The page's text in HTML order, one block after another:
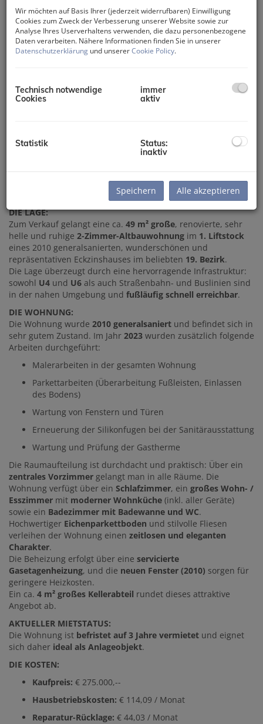
Beschreibung
TOP-ANLEGERWOHNUNG! HELLE, RUHIGE
ALTBAUWOHNUNG MIT LIFT NAHE WÄHRINGER PARK ZU
DIE LAGE:
Zum Verkauf gelangt eine ca. 49 m² große, renovierte, sehr
helle und ruhige 2-Zimmer-Altbauwohnung im 1. Liftstock
eines 2010 generalsanierten, wunderschönen und
repräsentativen Eckzinshauses im beliebten 19. Bezirk.
Die Lage überzeugt durch eine hervorragende Infrastruktur:
sowohl U4 und U6 als auch Straßenbahn- und Buslinien sind
in der nahen Umgebung und fußläufig schnell erreichbar.
DIE WOHNUNG:
Die Wohnung wurde 2010 generalsaniert und befindet sich in
sehr gutem Zustand. Im Jahr 2023 wurden zusätzlich folgende
Arbeiten durchgeführt:
Malerarbeiten in der gesamten Wohnung
Parkettarbeiten (Überarbeitung Fußleisten, Einlassen
des Bodens)
Wartung von Fenstern und Türen
Erneuerung der Silikonfugen bei der Sanitärausstattung
Wartung und Prüfung der Gastherme
Die Raumaufteilung ist durchdacht und praktisch: Über ein
zentrales Vorzimmer gelangt man in alle Räume. Die
Wohnung verfügt über ein Schlafzimmer, ein großes Wohn- /
Esszimmer mit moderner Wohnküche (inkl. aller Geräte)
sowie ein Badezimmer mit Badewanne und WC.
Hochwertiger Eichenparkettboden und stilvolle Fliesen
verleihen der Wohnung einen zeitlosen und eleganten
Charakter.
Die Beheizung erfolgt über eine servicierte
Gasetagenheizung, und die neuen Fenster (2010) sorgen für
geringere Heizkosten.
Ein ca. 4 m² großes Kellerabteil rundet dieses attraktive
Angebot ab.
AKTUELLER MIETSTATUS:
Die Wohnung ist befristet auf 3 Jahre vermietet und eignet
sich daher ideal als Anlageobjekt.
DIE KOSTEN:
Kaufpreis: € 275.000,--
Hausbetriebskosten: € 114,09 / Monat
Reparatur-Rücklage: € 44,03 / Monat
Wir möchten auf Basis Ihrer (jederzeit widerrufbaren) Einwilligung
Cookies zum Zweck der Verbesserung unserer Website sowie zur
Analyse Ihres Userverhaltens verwenden, die dazu personenbezogene
Daten verarbeiten. Nähere Informationen finden Sie in unserer
Datenschutzerklärung und unsererCookie Policy.
Technisch notwendige
Cookies
immer
aktiv
Statistik
Status:
inaktiv
Speichern Alle akzeptieren